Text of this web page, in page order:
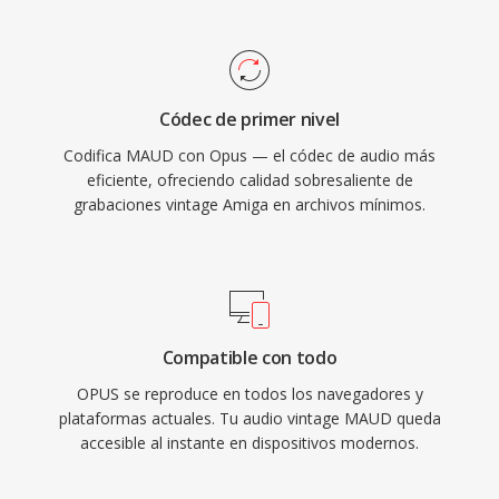
convierte en el códec obligatorio para
WebRTC, por lo qué cada navegador moderno
incluye un decodificador Opus. WhatsApp,
Discord, Zoom y YouTube confian en Opus
para el audio en tiempo real.
Códec de primer nivel
Codifica MAUD con Opus — el códec de audio más
eficiente, ofreciendo calidad sobresaliente de
grabaciones vintage Amiga en archivos mínimos.
Compatible con todo
OPUS se reproduce en todos los navegadores y
plataformas actuales. Tu audio vintage MAUD queda
accesible al instante en dispositivos modernos.